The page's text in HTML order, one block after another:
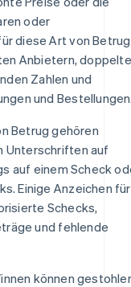
oder
diese Art von Betrug
Anbietern, doppelte
Zahlen und
und
Betrug gehören
Unterschriften auf
auf einem Scheck
Einige Anzeichen für
Schecks,
und fehlende
können